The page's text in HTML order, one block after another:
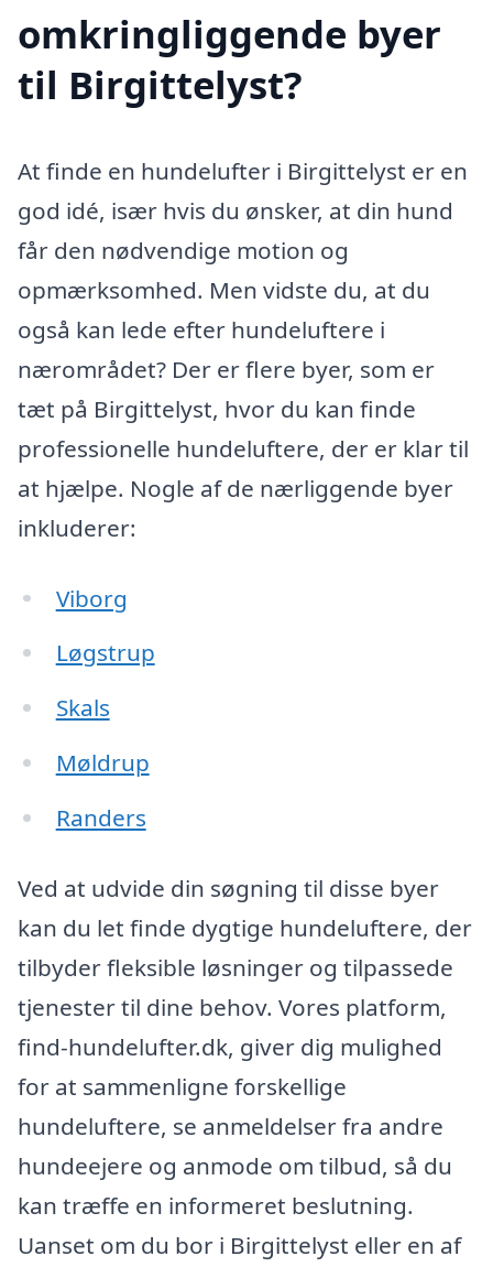
omkringliggende byer
til Birgittelyst?
At finde en hundelufter i Birgittelyst er en
god idé, især hvis du ønsker, at din hund
får den nødvendige motion og
opmærksomhed. Men vidste du, at du
også kan lede efter hundeluftere i
nærområdet? Der er flere byer, som er
tæt på Birgittelyst, hvor du kan finde
professionelle hundeluftere, der er klar til
at hjælpe. Nogle af de nærliggende byer
inkluderer:
Viborg
Løgstrup
Skals
Møldrup
Randers
Ved at udvide din søgning til disse byer
kan du let finde dygtige hundeluftere, der
tilbyder fleksible løsninger og tilpassede
tjenester til dine behov. Vores platform,
find-hundelufter.dk, giver dig mulighed
for at sammenligne forskellige
hundeluftere, se anmeldelser fra andre
hundeejere og anmode om tilbud, så du
kan træffe en informeret beslutning.
Uanset om du bor i Birgittelyst eller en af